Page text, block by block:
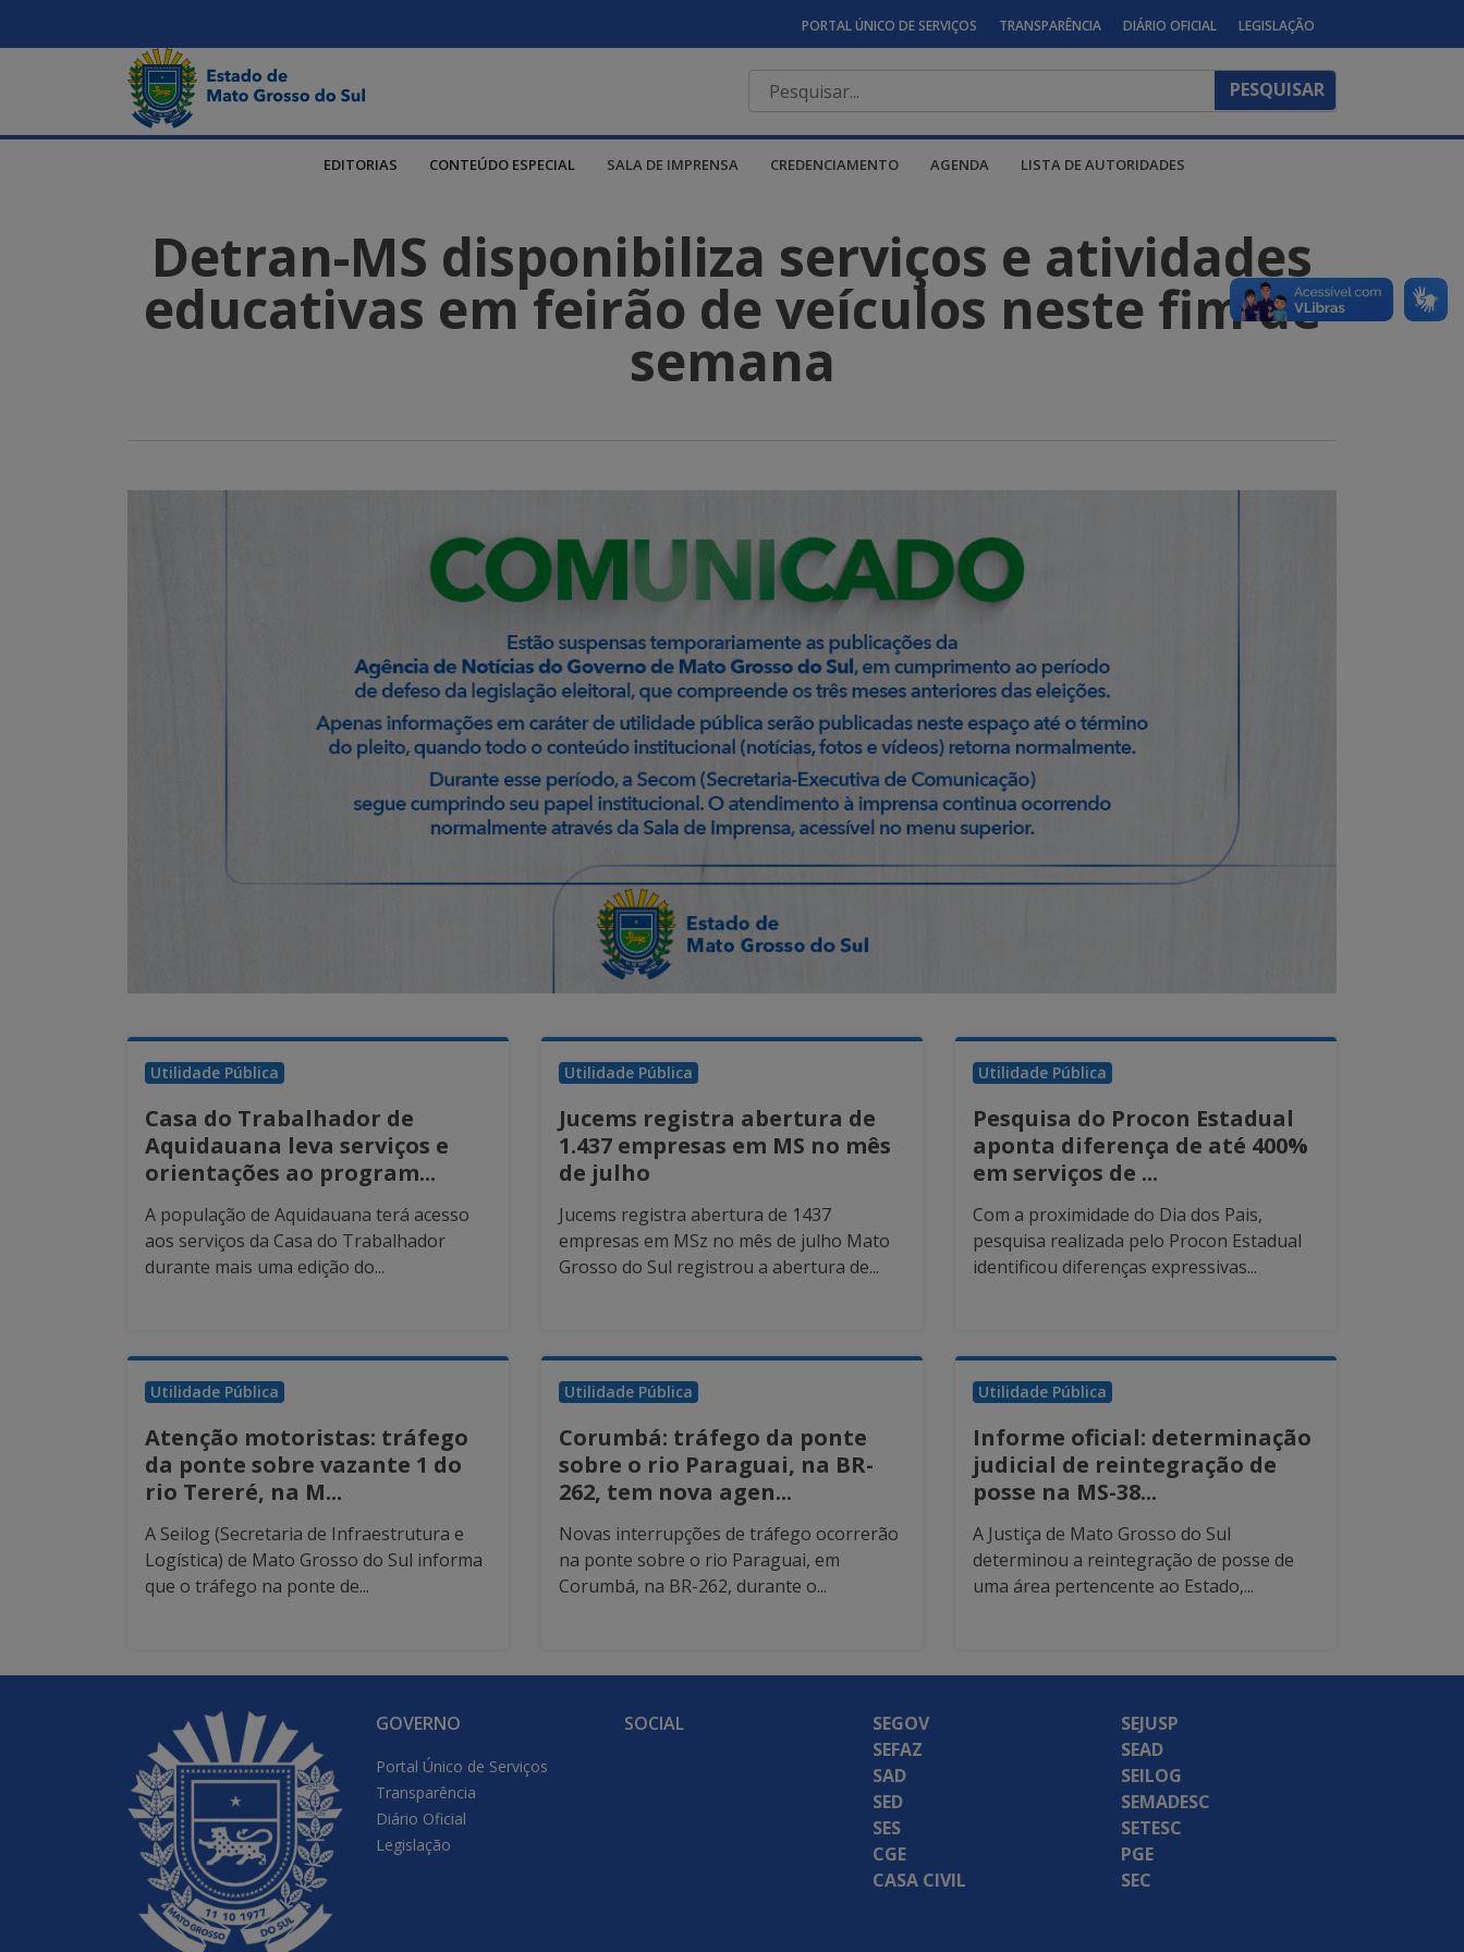
PORTAL ÚNICO DE SERVIÇOS TRANSPARÊNCIA DIÁRIO OFICIAL LEGISLAÇÃO
EDITORIAS CONTEÚDO ESPECIAL SALA DE IMPRENSA CREDENCIAMENTO AGENDA LISTA DE AUTORIDADES
Detran-MS disponibiliza serviços e atividades
educativas em feirão de veículos neste fim de
semana
Utilidade Pública
Casa do Trabalhador de
Aquidauana leva serviços e
orientações ao program...
A população de Aquidauana terá acesso
aos serviços da Casa do Trabalhador
durante mais uma edição do...
Utilidade Pública
Jucems registra abertura de
1.437 empresas em MS no mês
de julho
Jucems registra abertura de 1437
empresas em MSz no mês de julho Mato
Grosso do Sul registrou a abertura de...
Utilidade Pública
Pesquisa do Procon Estadual
aponta diferença de até 400%
em serviços de ...
Com a proximidade do Dia dos Pais,
pesquisa realizada pelo Procon Estadual
identificou diferenças expressivas...
Utilidade Pública
Atenção motoristas: tráfego
da ponte sobre vazante 1 do
rio Tereré, na M...
A Seilog (Secretaria de Infraestrutura e
Logística) de Mato Grosso do Sul informa
que o tráfego na ponte de...
Utilidade Pública
Corumbá: tráfego da ponte
sobre o rio Paraguai, na BR-
262, tem nova agen...
Novas interrupções de tráfego ocorrerão
na ponte sobre o rio Paraguai, em
Corumbá, na BR-262, durante o...
Utilidade Pública
Informe oficial: determinação
judicial de reintegração de
posse na MS-38...
A Justiça de Mato Grosso do Sul
determinou a reintegração de posse de
uma área pertencente ao Estado,...
GOVERNO
Portal Único de Serviços
Transparência
Diário Oficial
Legislação
SOCIAL
SEGOV
SEFAZ
SAD
SED
SES
CGE
CASA CIVIL
SEJUSP
SEAD
SEILOG
SEMADESC
SETESC
PGE
SEC